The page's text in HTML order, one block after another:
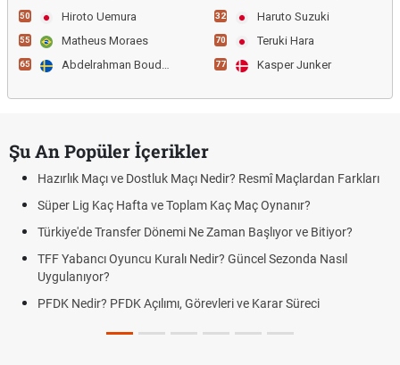
50 Hiroto Uemura
55 Matheus Moraes
65 Abdelrahman Boudah
32 Haruto Suzuki
70 Teruki Hara
77 Kasper Junker
Şu An Popüler İçerikler
Hazırlık Maçı ve Dostluk Maçı Nedir? Resmî Maçlardan Farkları
Süper Lig Kaç Hafta ve Toplam Kaç Maç Oynanır?
Türkiye'de Transfer Dönemi Ne Zaman Başlıyor ve Bitiyor?
TFF Yabancı Oyuncu Kuralı Nedir? Güncel Sezonda Nasıl
Uygulanıyor?
PFDK Nedir? PFDK Açılımı, Görevleri ve Karar Süreci